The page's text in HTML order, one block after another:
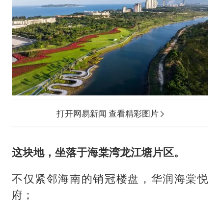
打开网易新闻 查看精彩图片
这块地，坐落于海棠湾龙江塘片区。
不仅紧邻海南的销冠楼盘，华润海棠悦
府；